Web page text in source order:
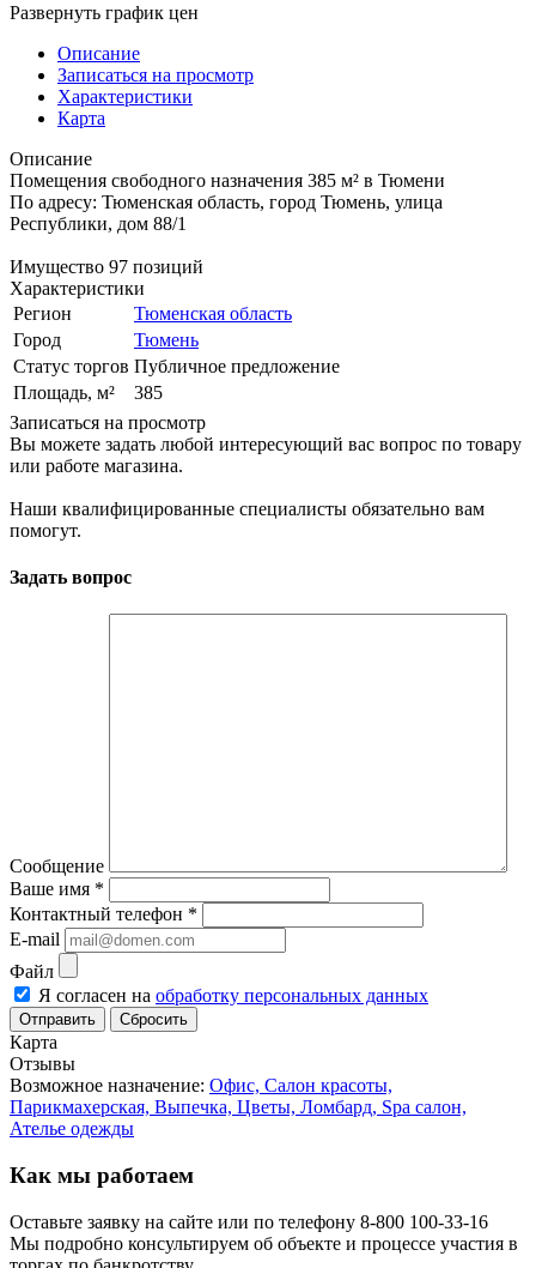
Развернуть график цен
Описание
Записаться на просмотр
Характеристики
Карта
Описание
Помещения свободного назначения 385 м² в Тюмени
По адресу: Тюменская область, город Тюмень, улица
Республики, дом 88/1
Имущество 97 позиций
Характеристики
Регион
Тюменская область
Город
Тюмень
Статус торгов Публичное предложение
Площадь, м²
385
Записаться на просмотр
Вы можете задать любой интересующий вас вопрос по товару
или работе магазина.
Наши квалифицированные специалисты обязательно вам
помогут.
Задать вопрос
Сообщение
Ваше имя *
Контактный телефон *
E-mail
Файл
Я согласен на обработку персональных данных
Сбросить
Карта
Отзывы
Возможное назначение: Офис, Салон красоты,
Парикмахерская, Выпечка, Цветы, Ломбард, Spa салон,
Ателье одежды
Как мы работаем
Оставьте заявку на сайте или по телефону 8-800 100-33-16
Мы подробно консультируем об объекте и процессе участия в